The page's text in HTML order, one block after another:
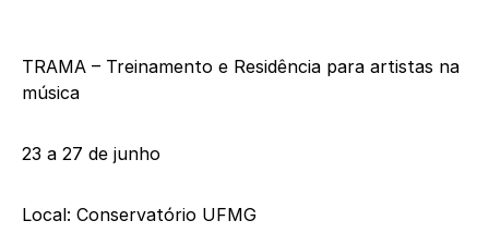
TRAMA – Treinamento e Residência para artistas na
música
23 a 27 de junho
Local: Conservatório UFMG